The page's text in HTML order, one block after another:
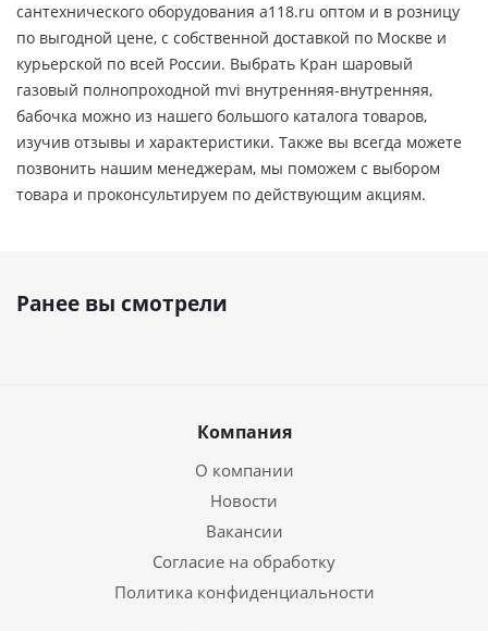
сантехнического оборудования a118.ru оптом и в розницу
по выгодной цене, c собственной доставкой по Москве и
курьерской по всей России. Выбрать Кран шаровый
газовый полнопроходной mvi внутренняя-внутренняя,
бабочка можно из нашего большого каталога товаров,
изучив отзывы и характеристики. Также вы всегда можете
позвонить нашим менеджерам, мы поможем с выбором
товара и проконсультируем по действующим акциям.
Ранее вы смотрели
Компания
О компании
Новости
Вакансии
Согласие на обработку
Политика конфиденциальности